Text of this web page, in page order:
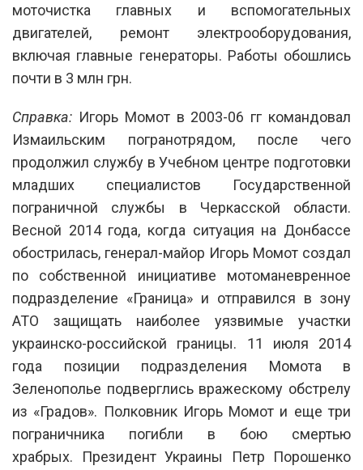
моточистка главных и вспомогательных
двигателей, ремонт электрооборудования,
включая главные генераторы. Работы обошлись
почти в 3 млн грн.
Справка: Игорь Момот в 2003-06 гг командовал
Измаильским погранотрядом, после чего
продолжил службу в Учебном центре подготовки
младших специалистов Государственной
пограничной службы в Черкасской области.
Весной 2014 года, когда ситуация на Донбассе
обострилась, генерал-майор Игорь Момот создал
по собственной инициативе мотоманевренное
подразделение «Граница» и отправился в зону
АТО защищать наиболее уязвимые участки
украинско-российской границы. 11 июля 2014
года позиции подразделения Момота в
Зеленополье подверглись вражескому обстрелу
из «Градов». Полковник Игорь Момот и еще три
пограничника погибли в бою смертью
храбрых. Президент Украины Петр Порошенко